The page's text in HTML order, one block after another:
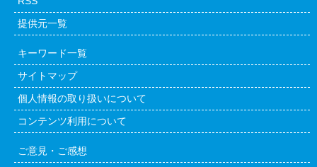
提供元一覧
キーワード一覧
サイトマップ
個人情報の取り扱いについて
コンテンツ利用について
ご意見・ご感想